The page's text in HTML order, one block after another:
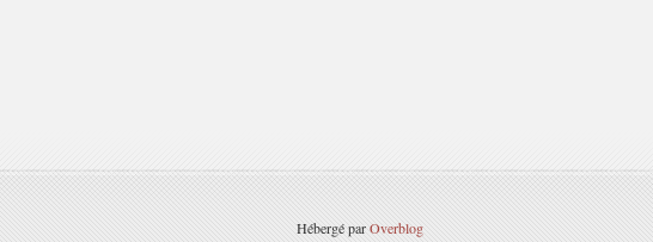
Hébergé parOverblog